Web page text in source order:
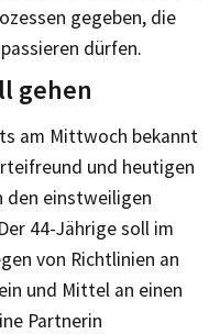
gegeben, die
dürfen.
gehen
am Mittwoch bekannt
und heutigen
den einstweiligen
44-Jährige soll im
von Richtlinien an
und Mittel an einen
Partnerin